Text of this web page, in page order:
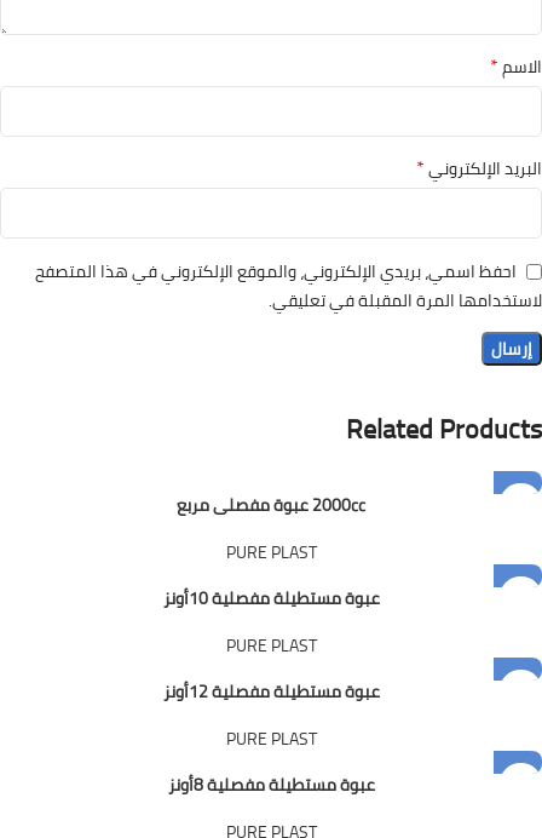
الاسم*
البريد الإلكتروني*
احفظ اسمي، بريدي الإلكتروني، والموقع الإلكتروني في هذا المتصفح
لاستخدامها المرة المقبلة في تعليقي.
Related Products
2000cc عبوة مفصلى مربع
PURE PLAST
عبوة مستطيلة مفصلية 10أونز
PURE PLAST
عبوة مستطيلة مفصلية 12أونز
PURE PLAST
عبوة مستطيلة مفصلية 8أونز
PURE PLAST